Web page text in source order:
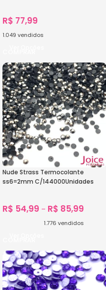
R$ 77,99
1.049 vendidos
Nude Strass Termocolante
ss6=2mm C/144000Unidades
R$ 54,99 – R$ 85,99
1.776 vendidos